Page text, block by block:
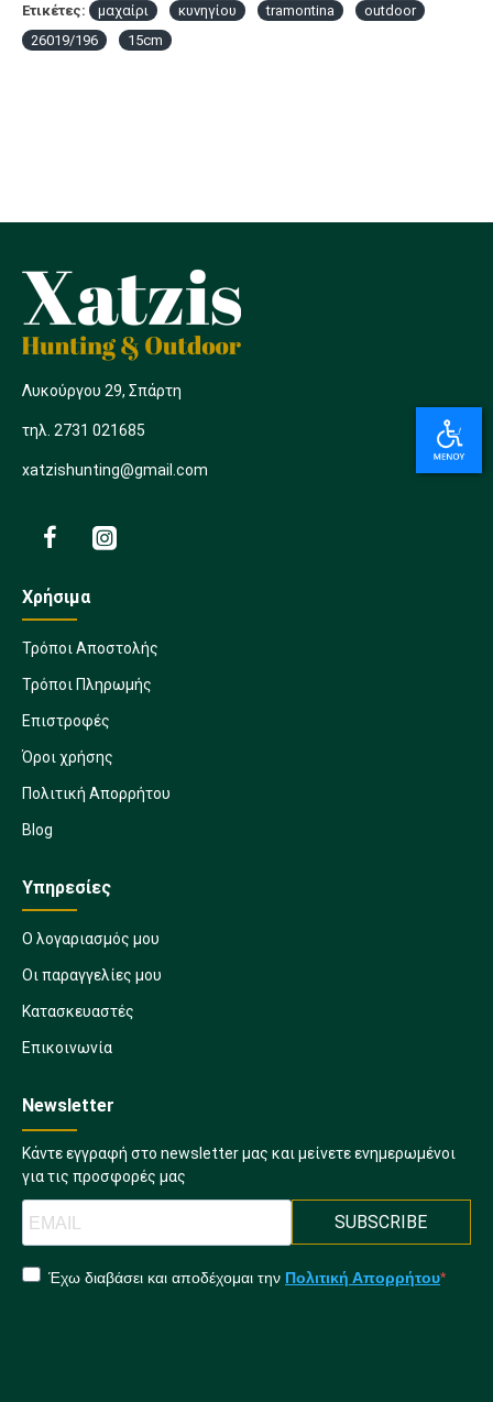
Ετικέτες: μαχαίρι κυνηγίου tramontina
outdoor
26019/196
15cm
Λυκούργου 29, Σπάρτη
τηλ. 2731 021685
xatzishunting@gmail.com
Χρήσιμα
Τρόποι Αποστολής
Τρόποι Πληρωμής
Επιστροφές
Όροι χρήσης
Πολιτική Απορρήτου
Blog
Υπηρεσίες
Ο λογαριασμός μου
Οι παραγγελίες μου
Κατασκευαστές
Επικοινωνία
Newsletter
Κάντε εγγραφή στο newsletter μας και μείνετε ενημερωμένοι
για τις προσφορές μας
SUBSCRIBE
Έχω διαβάσει και αποδέχομαι την Πολιτική Απορρήτου